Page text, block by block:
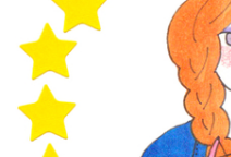
SDGs
MAGAZINE